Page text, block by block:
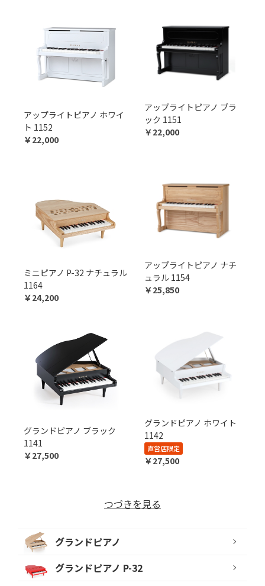
アップライトピアノ ホワイ
ト 1152
￥22,000
アップライトピアノ ブラ
ック 1151
￥22,000
ミニピアノ P-32 ナチュラル
1164
￥24,200
アップライトピアノ ナチ
ュラル 1154
￥25,850
グランドピアノ ブラック
1141
￥27,500
グランドピアノ ホワイト
1142
直営店限定
￥27,500
つづきを見る
グランドピアノ
グランドピアノ P-32